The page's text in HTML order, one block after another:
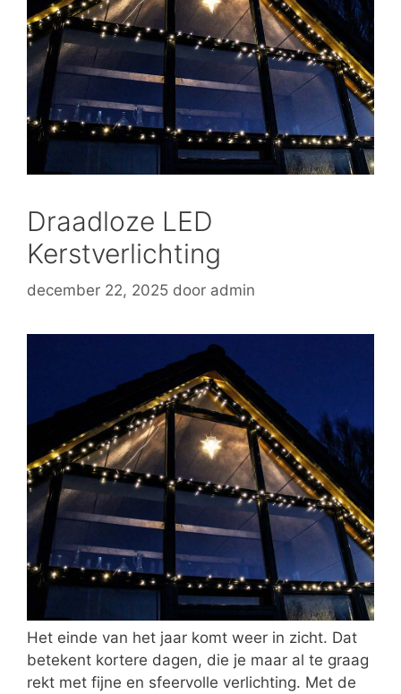
Draadloze LED
Kerstverlichting
december 22, 2025 door admin
Het einde van het jaar komt weer in zicht. Dat
betekent kortere dagen, die je maar al te graag
rekt met fijne en sfeervolle verlichting. Met de